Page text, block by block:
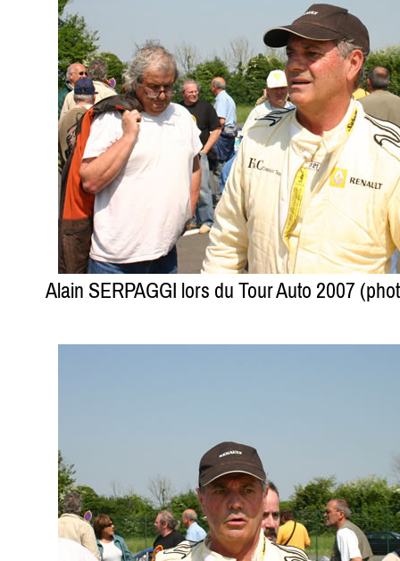
Alain SERPAGGI lors du Tour Auto 2007